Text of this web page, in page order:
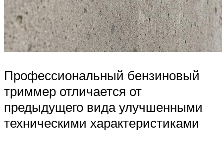
Профессиональный бензиновый
триммер отличается от
предыдущего вида улучшенными
техническими характеристиками